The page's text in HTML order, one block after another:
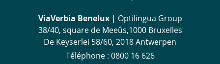
ViaVerbia Benelux| Optilingua Group
38/40, square de Meeûs,1000 Bruxelles
De Keyserlei 58/60, 2018 Antwerpen
Téléphone : ‪0800 16 626